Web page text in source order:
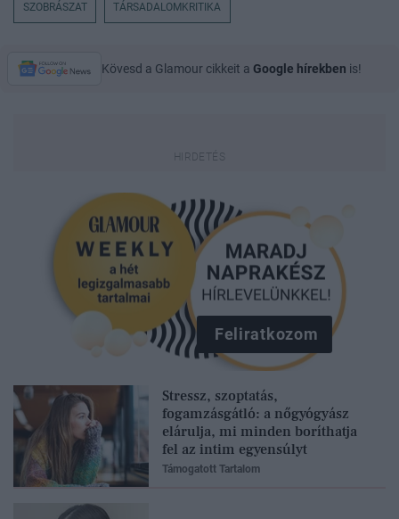
SZOBRÁSZAT TÁRSADALOMKRITIKA
Kövesd a Glamour cikkeit a Google hírekben is!
Feliratkozom
Stressz, szoptatás,
fogamzásgátló: a nőgyógyász
elárulja, mi minden boríthatja
fel az intim egyensúlyt
Támogatott Tartalom